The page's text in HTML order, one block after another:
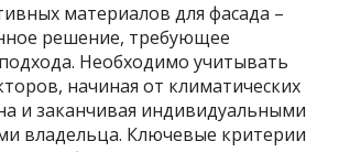
материалов для фасада –
решение, требующее
Необходимо учитывать
начиная от климатических
и заканчивая индивидуальными
владельца. Ключевые критерии